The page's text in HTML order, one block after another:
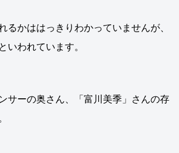
るかははっきりわかっていませんが、
いわれています。
サーの奥さん、「富川美季」さんの存